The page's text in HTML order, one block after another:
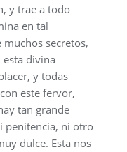
y trae a todo
en tal
secretos,
divina
y todas
este fervor,
tan grande
penitencia, ni otro
dulce. Esta nos